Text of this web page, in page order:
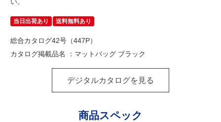
当日出荷あり 送料無料あり
総合カタログ42号（447P）
カタログ掲載品名 ：マットバッグ ブラック
デジタルカタログを見る
商品スペック